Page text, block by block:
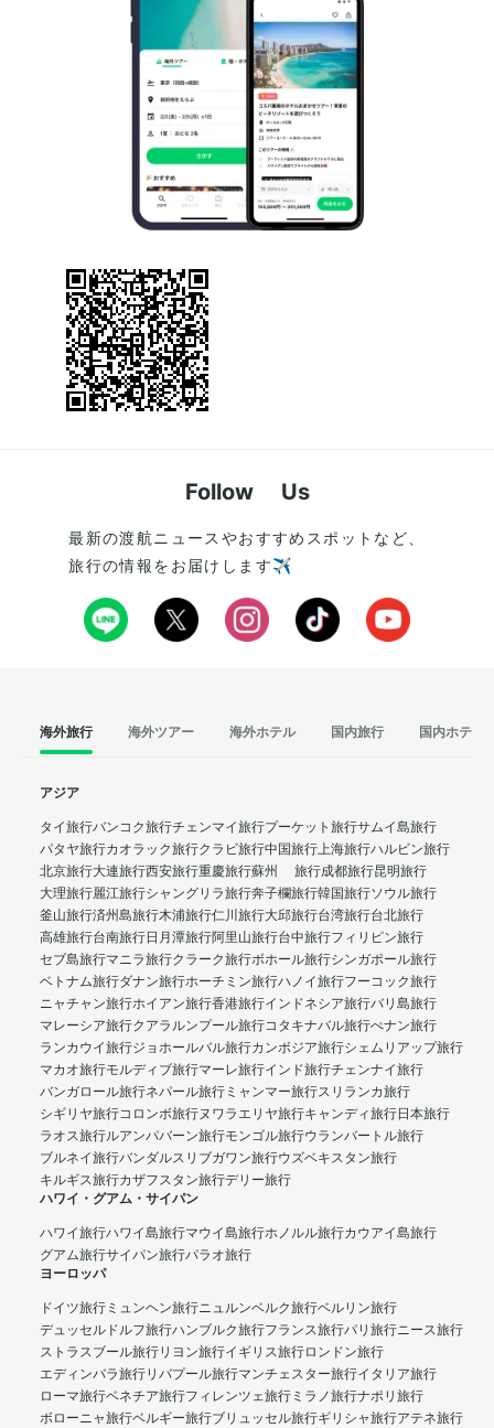
Follow Us
最新の渡航ニュースやおすすめスポットなど、
旅行の情報をお届けします✈️
海外旅行 海外ツアー 海外ホテル 国内旅行 国内ホテル
アジア
タイ旅行バンコク旅行チェンマイ旅行プーケット旅行サムイ島旅行
パタヤ旅行カオラック旅行クラビ旅行中国旅行上海旅行ハルビン旅行
北京旅行大連旅行西安旅行重慶旅行蘇州 旅行成都旅行昆明旅行
大理旅行麗江旅行シャングリラ旅行奔子欄旅行韓国旅行ソウル旅行
釜山旅行済州島旅行木浦旅行仁川旅行大邱旅行台湾旅行台北旅行
高雄旅行台南旅行日月潭旅行阿里山旅行台中旅行フィリピン旅行
セブ島旅行マニラ旅行クラーク旅行ボホール旅行シンガポール旅行
ベトナム旅行ダナン旅行ホーチミン旅行ハノイ旅行フーコック旅行
ニャチャン旅行ホイアン旅行香港旅行インドネシア旅行バリ島旅行
マレーシア旅行クアラルンプール旅行コタキナバル旅行ぺナン旅行
ランカウイ旅行ジョホールバル旅行カンボジア旅行シェムリアップ旅行
マカオ旅行モルディブ旅行マーレ旅行インド旅行チェンナイ旅行
バンガロール旅行ネパール旅行 ミャンマー旅行スリランカ旅行
シギリヤ旅行コロンボ旅行ヌワラエリヤ旅行キャンディ旅行日本旅行
ラオス旅行ルアンパバーン旅行モンゴル旅行ウランバートル旅行
ブルネイ旅行バンダルスリブガワン旅行ウズベキスタン旅行
キルギス旅行カザフスタン旅行デリー旅行
ハワイ・グアム・サイパン
ハワイ旅行ハワイ島旅行マウイ島旅行ホノルル旅行カウアイ島旅行
グアム旅行サイパン旅行パラオ旅行
ヨーロッパ
ドイツ旅行 ミュンヘン旅行ニュルンベルク旅行ベルリン旅行
デュッセルドルフ旅行ハンブルク旅行フランス旅行パリ旅行ニース旅行
ストラスブール旅行リヨン旅行イギリス旅行ロンドン旅行
エディンバラ旅行リバプール旅行マンチェスター旅行イタリア旅行
ローマ旅行ベネチア旅行フィレンツェ旅行 ミラノ旅行ナポリ旅行
ボローニャ旅行ベルギー旅行ブリュッセル旅行ギリシャ旅行アテネ旅行